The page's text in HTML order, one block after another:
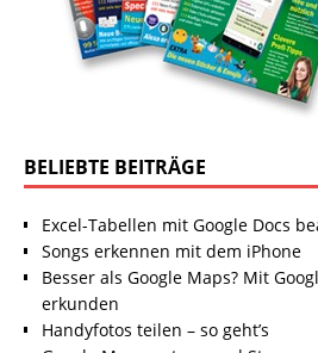
BELIEBTE BEITRÄGE
Excel-Tabellen mit Google Docs
Songs erkennen mit dem iPhone
Besser als Google Maps? Mit
erkunden
Handyfotos teilen – so geht’s